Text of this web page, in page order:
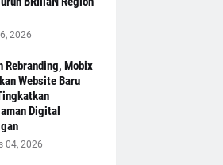
2026
Rebranding, Mobix
Website Baru
Digital
04, 2026